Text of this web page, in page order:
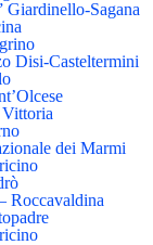
Giardinello-Sagana
Disi-Casteltermini
dei Marmi
Roccavaldina